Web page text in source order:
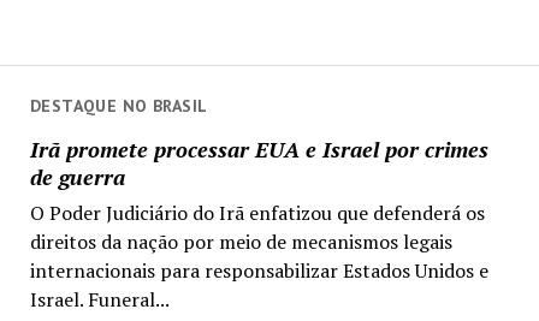
DESTAQUE NO BRASIL
Irã promete processar EUA e Israel por crimes
de guerra
O Poder Judiciário do Irã enfatizou que defenderá os
direitos da nação por meio de mecanismos legais
internacionais para responsabilizar Estados Unidos e
Israel. Funeral...